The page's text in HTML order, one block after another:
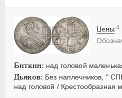
Биткин: над головой
Дьяков: Без наплечников, "
над головой / Крестообразная
Цены 4